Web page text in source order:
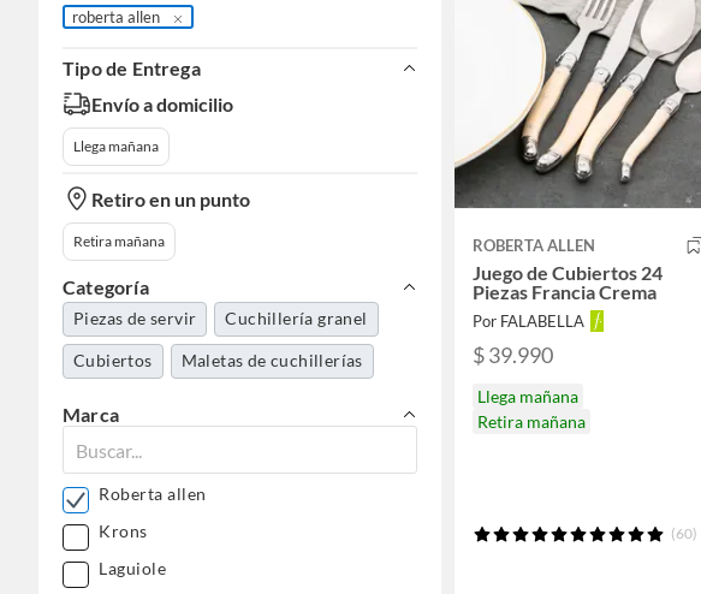
roberta allen
Tipo de Entrega
Envío a domicilio
Llega mañana
Retiro en un punto
Retira mañana
Categoría
Piezas de servir Cuchillería granel
Cubiertos Maletas de cuchillerías
Marca
Roberta allen
Krons
Laguiole
ROBERTA ALLEN
Juego de Cubiertos 24
Piezas Francia Crema
Por FALABELLA
$ 39.990
Llega mañana
Retira mañana
(60)